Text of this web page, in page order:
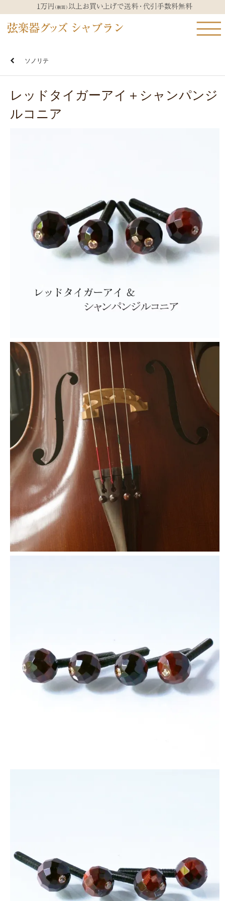
ソノリテ
レッドタイガーアイ＋シャンパンジ
ルコニア